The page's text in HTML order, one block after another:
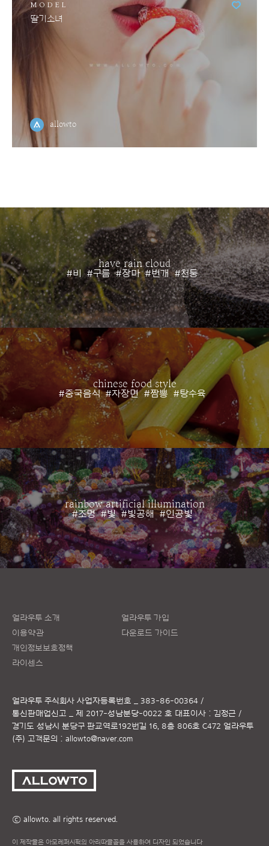
MODEL
딸기소녀
allowto
have rain cloud
#비 #구름 #장마 #번개 #천둥
chinese food style
#중국음식 #자장면 #짬뽕 #탕수육
rainbow artificial illumination
#조명 #빛 #빛공해 #인공빛
얼라우투 소개
이용약관
개인정보보호정책
라이센스
얼라우투 가입
다운로드 가이드
얼라우투 주식회사 사업자등록번호 _ 383-86-00364 /
통신판매업신고 _ 제 2017-성남분당-0022 호 대표이사 : 김정근 /
경기도 성남시 분당구 판교역로192번길 16, 8층 806호 C472 얼라우투
(주) 고객문의 : allowto@naver.com
ⓒ allowto. all rights reserved.
이 제작물은 아모레퍼시픽의 아리따글꼴을 사용하여 디자인 되었습니다